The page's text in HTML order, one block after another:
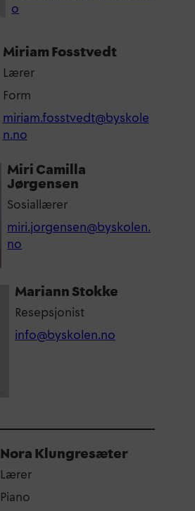
o
Miriam Fosstvedt
Lærer
Form
miriam.fosstvedt@byskole
n.no
Miri Camilla
Jørgensen
Sosiallærer
miri.jorgensen@byskolen.
no
Mariann Stokke
Resepsjonist
info@byskolen.no
Nora Klungresæter
Lærer
Piano